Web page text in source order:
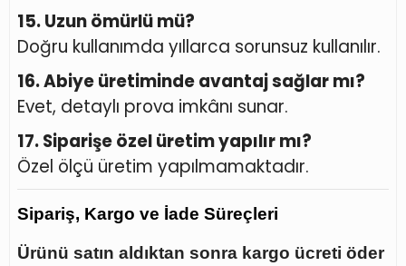
15. Uzun ömürlü mü?
Doğru kullanımda yıllarca sorunsuz kullanılır.
16. Abiye üretiminde avantaj sağlar mı?
Evet, detaylı prova imkânı sunar.
17. Siparişe özel üretim yapılır mı?
Özel ölçü üretim yapılmamaktadır.
Sipariş, Kargo ve İade Süreçleri
Ürünü satın aldıktan sonra kargo ücreti öder